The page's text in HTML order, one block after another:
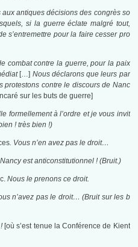
antiques décisions des congrès so
si la guerre éclate malgré tout,
s’entremettre pour la faire cesser pro
combat contre la guerre, pour la paix
[…] Nous déclarons que leurs par
protestons contre le discours de Nanc
sur les buts de guerre]
formellement à l’ordre et je vous invit
! très bien !)
. Vous n’en avez pas le droit…
est anticonstitutionnel ! (Bruit.)
Nous le prenons ce droit.
n’avez pas le droit… (Bruit sur les b
[où s’est tenue la Conférence de Kient